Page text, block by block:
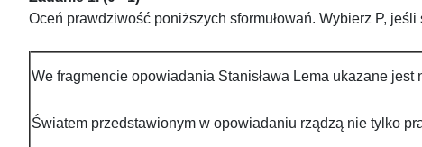
Oceń prawdziwość poniższych sformułowań. Wybierz P,
We fragmencie opowiadania Stanisława Lema ukazane
Światem przedstawionym w opowiadaniu rządzą nie tylko